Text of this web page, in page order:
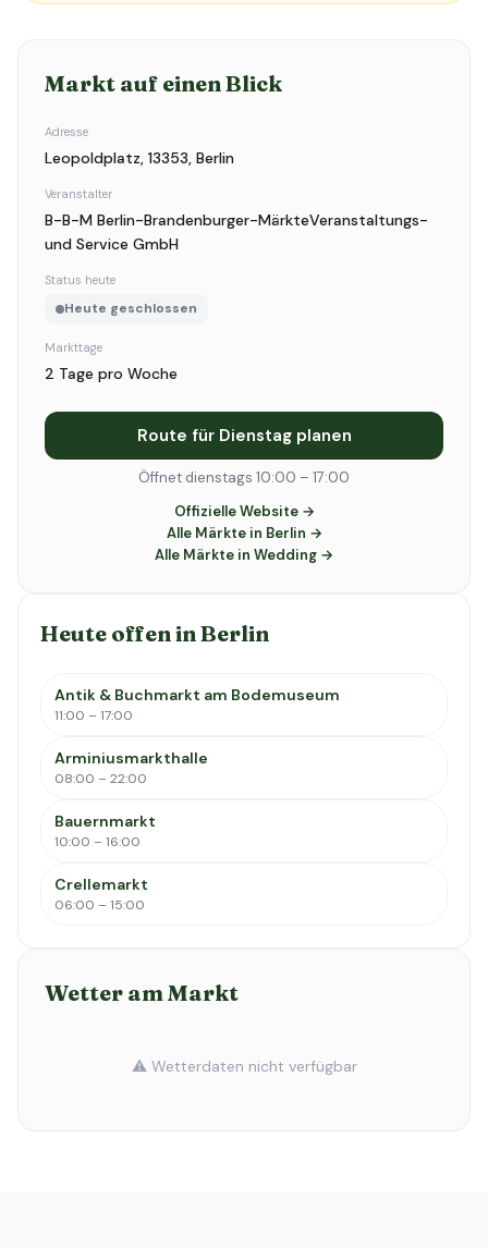
Markt auf einen Blick
Adresse
Leopoldplatz, 13353, Berlin
Veranstalter
B-B-M Berlin-Brandenburger-MärkteVeranstaltungs-
und Service GmbH
Status heute
Heute geschlossen
Markttage
2 Tage pro Woche
Route für Dienstag planen
Öffnet dienstags 10:00 – 17:00
Offizielle Website →
Alle Märkte in Berlin →
Alle Märkte in Wedding →
Heute offen in Berlin
Antik & Buchmarkt am Bodemuseum
11:00 – 17:00
Arminiusmarkthalle
08:00 – 22:00
Bauernmarkt
10:00 – 16:00
Crellemarkt
06:00 – 15:00
Wetter am Markt
⚠️ Wetterdaten nicht verfügbar